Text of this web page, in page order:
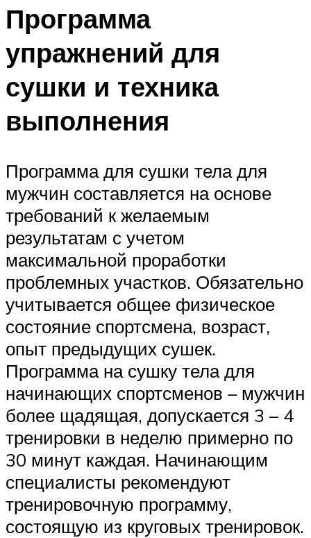
Программа
упражнений для
сушки и техника
выполнения
Программа для сушки тела для
мужчин составляется на основе
требований к желаемым
результатам с учетом
максимальной проработки
проблемных участков. Обязательно
учитывается общее физическое
состояние спортсмена, возраст,
опыт предыдущих сушек.
Программа на сушку тела для
начинающих спортсменов – мужчин
более щадящая, допускается 3 – 4
тренировки в неделю примерно по
30 минут каждая. Начинающим
специалисты рекомендуют
тренировочную программу,
состоящую из круговых тренировок.